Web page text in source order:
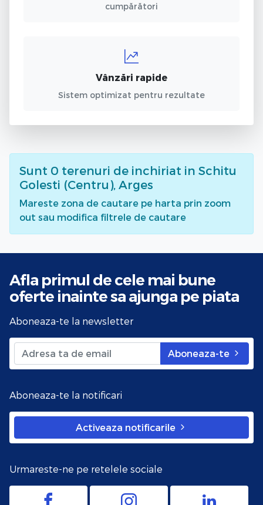
cumpărători
Vânzări rapide
Sistem optimizat pentru rezultate
Sunt 0 terenuri de inchiriat in Schitu
Golesti (Centru), Arges
Mareste zona de cautare pe harta prin zoom
out sau modifica filtrele de cautare
Afla primul de cele mai bune
oferte inainte sa ajunga pe piata
Aboneaza-te la newsletter
Aboneaza-te
Aboneaza-te la notificari
Activeaza notificarile
Urmareste-ne pe retelele sociale